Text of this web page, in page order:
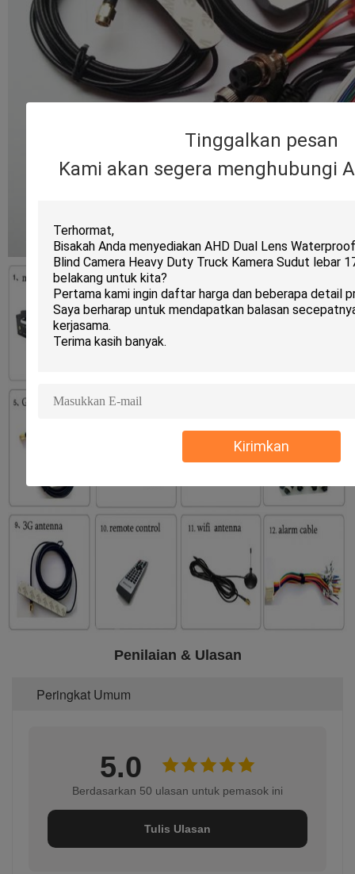
Tinggalkan pesan
Kami akan segera menghubungi
Kirimkan
Penilaian & Ulasan
Peringkat Umum
5.0
Berdasarkan 50 ulasan untuk pemasok ini
Tulis Ulasan